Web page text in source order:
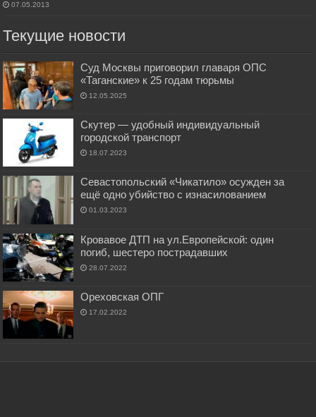
07.05.2013
Текущие новости
Суд Москвы приговорил главаря ОПС
«Таганские» к 25 годам тюрьмы
12.05.2025
Скутер — удобный индивидуальный
городской транспорт
18.07.2023
Севастопольский «Чикатило» осужден за
ещё одно убийство с изнасилованием
01.03.2023
Кровавое ДТП на ул.Европейской: один
погиб, шестеро пострадавших
28.07.2022
Ореховская ОПГ
17.02.2022